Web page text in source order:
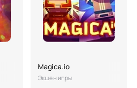
Magica.io
Экшен игры